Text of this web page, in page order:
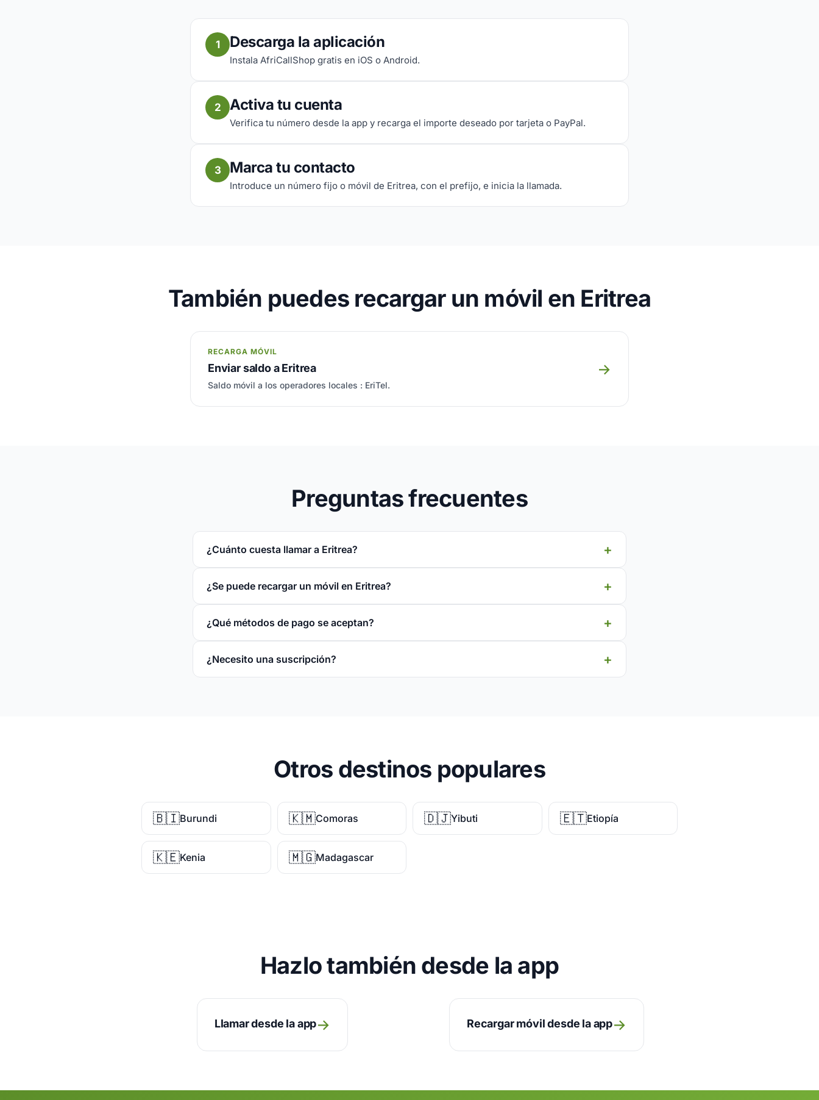
1 Descarga la aplicación
Instala AfriCallShop gratis en iOS o Android.
2 Activa tu cuenta
Verifica tu número desde la app y recarga el importe deseado por tarjeta o PayPal.
3 Marca tu contacto
Introduce un número fijo o móvil de Eritrea, con el prefijo, e inicia la llamada.
También puedes recargar un móvil en Eritrea
RECARGA MÓVIL
Enviar saldo a Eritrea
Saldo móvil a los operadores locales : EriTel.
→
Preguntas frecuentes
¿Cuánto cuesta llamar a Eritrea?
¿Se puede recargar un móvil en Eritrea?
¿Qué métodos de pago se aceptan?
¿Necesito una suscripción?
Otros destinos populares
🇧🇮Burundi 🇰🇲Comoras 🇩🇯Yibuti 🇪🇹Etiopía
🇰🇪Kenia 🇲🇬Madagascar
Hazlo también desde la app
Llamar desde la app→ Recargar móvil desde la app→